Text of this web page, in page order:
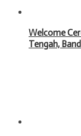
Welcome
Tengah,